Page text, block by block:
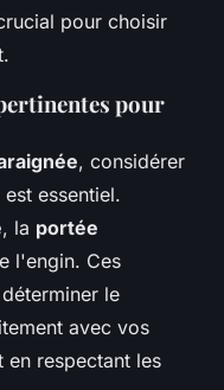
pour choisir
pour
, considérer
est essentiel.
, la portée
l'engin. Ces
le
avec vos
en respectant les